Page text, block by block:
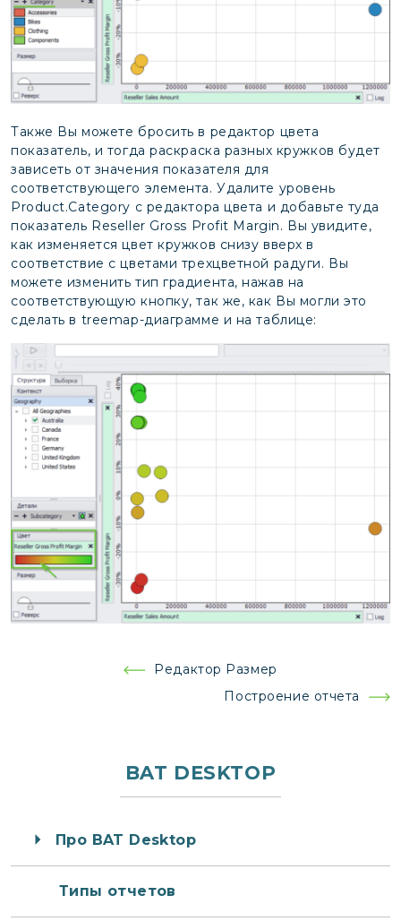
Также Вы можете бросить в редактор цвета
показатель, и тогда раскраска разных кружков будет
зависеть от значения показателя для
соответствующего элемента. Удалите уровень
Product.Category с редактора цвета и добавьте туда
показатель Reseller Gross Profit Margin. Вы увидите,
как изменяется цвет кружков снизу вверх в
соответствие с цветами трехцветной радуги. Вы
можете изменить тип градиента, нажав на
соответствующую кнопку, так же, как Вы могли это
сделать в treemap-диаграмме и на таблице:
Навигация
Редактор Размер
Построение отчета
BAT DESKTOP
Про BAT Desktop
Типы отчетов